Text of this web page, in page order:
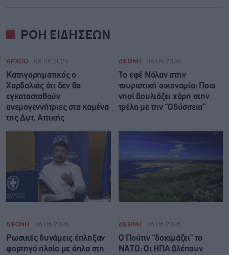
ΡΟΗ ΕΙΔΗΣΕΩΝ
ΑΡΧΕΙΟ 08.08.2026
Κατηγορηματικός ο
Χαρδαλιάς ότι δεν θα
εγκατασταθούν
ανεμογεννήτριες στα καμένα
της Δυτ. Αττικής
ΔΙΕΘΝΗ 08.08.2026
Το εφέ Νόλαν στην
τουριστική οικονομία: Ποιο
νησί βουλιάζει χάρη στην
τρέλα με την “Οδύσσεια”
ΔΙΕΘΝΗ 08.08.2026
Ρωσικές δυνάμεις έπληξαν
φορτηγό πλοίο με όπλα στη
ΔΙΕΘΝΗ 08.08.2026
Ο Πούτιν “δοκιμάζει” το
ΝΑΤΟ: Οι ΗΠΑ βλέπουν